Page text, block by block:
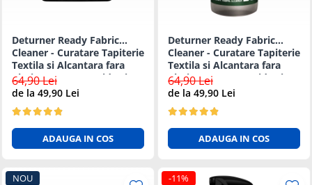
Deturner Ready Fabric
Cleaner - Curatare Tapiterie
Textila si Alcantara fara
Clatire, Uscare Rapida si
Sigura - 5L
64,90 Lei
de la 49,90 Lei
ADAUGA IN COS
Deturner Ready Fabric
Cleaner - Curatare Tapiterie
Textila si Alcantara fara
Clatire, Uscare Rapida si
Sigura - 1L
64,90 Lei
de la 49,90 Lei
ADAUGA IN COS
NOU
-11%